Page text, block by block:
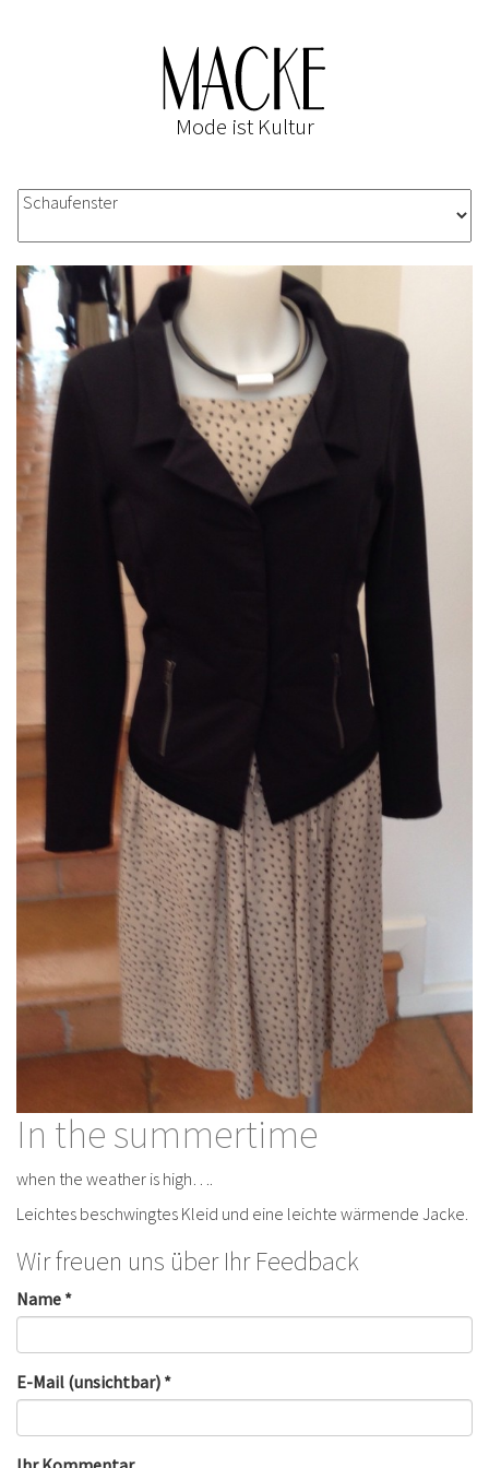
Mode ist Kultur
In the summertime
when the weather is high….
Leichtes beschwingtes Kleid und eine leichte wärmende Jacke.
Wir freuen uns über Ihr Feedback
Name *
E-Mail (unsichtbar) *